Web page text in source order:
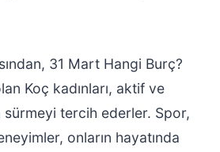
31 Mart Hangi Burç?
Koç kadınları, aktif ve
tercih ederler. Spor,
onların hayatında